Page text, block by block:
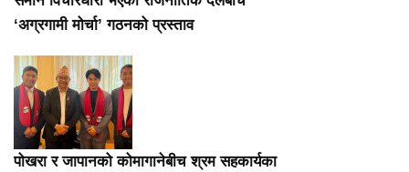
‘अग्रगामी मोर्चा’ गठनको प्रस्ताव
पोखरा र जापानको कोमागानेबीच श्रम सहकार्यका